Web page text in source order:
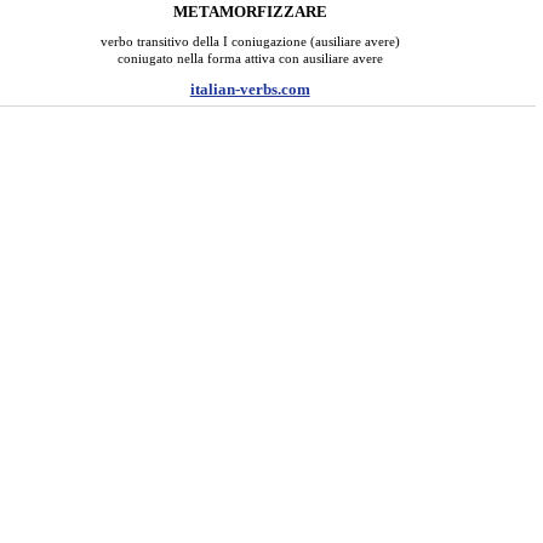
METAMORFIZZARE
verbo transitivo della I coniugazione (ausiliare avere)
coniugato nella forma attiva con ausiliare avere
italian-verbs.com